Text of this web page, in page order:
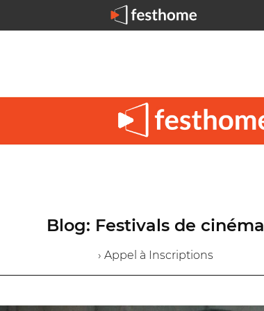
Blog: Festivals de cinéma
› Appel à Inscriptions